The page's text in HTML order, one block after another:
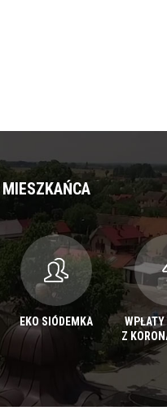
EKO SIÓDEMKA
WPŁATY
Z